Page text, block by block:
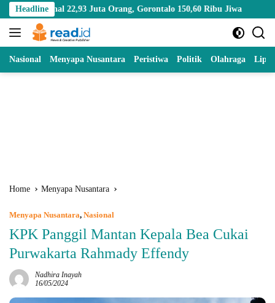
Skip
to
content
Headline
Juta Orang, Gorontalo 150,60 Ribu Jiwa Mengenal
Nasional Menyapa Nusantara Peristiwa Politik Olahraga
Home Menyapa Nusantara
Menyapa Nusantara, Nasional
KPK Panggil Mantan Kepala Bea Cukai
Purwakarta Rahmady Effendy
Nadhira Inayah
16/05/2024